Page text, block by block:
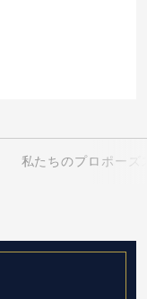
私たちのプロポーズ